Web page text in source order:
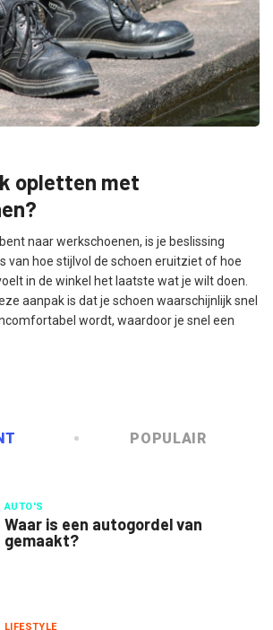
opletten met
naar werkschoenen, is je beslissing
van hoe stijlvol de schoen eruitziet of hoe
in de winkel het laatste wat je wilt doen.
aanpak is dat je schoen waarschijnlijk snel
wordt, waardoor je snel een
POPULAIR
AUTO'S
Waar is een autogordel van
gemaakt?
LIFESTYLE